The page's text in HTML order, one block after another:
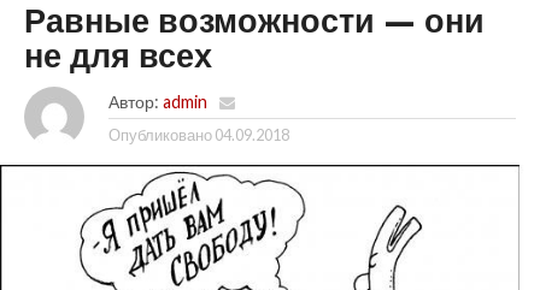
Равные возможности — они
не для всех
Автор: admin
Опубликовано 04.09.2018